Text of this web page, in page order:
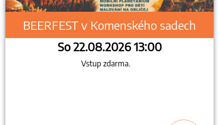
BEERFEST v Komenského sadech
So 22.08.2026 13:00
Vstup zdarma.